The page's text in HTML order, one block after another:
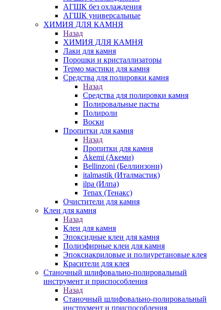
АГШК без охлаждения
АГШК универсальные
ХИМИЯ ДЛЯ КАМНЯ
Назад
ХИМИЯ ДЛЯ КАМНЯ
Лаки для камня
Порошки и кристаллизаторы
Термо мастики для камня
Средства для полировки камня
Назад
Средства для полировки камня
Полировальные пасты
Полироли
Воски
Пропитки для камня
Назад
Пропитки для камня
Akemi (Акеми)
Bellinzoni (Беллинзони)
italmastik (Италмастик)
ilpa (Илпа)
Tenax (Тенакс)
Очистители для камня
Клеи для камня
Назад
Клеи для камня
Эпоксидные клеи для камня
Полиэфирные клеи для камня
Эпоксиакриловые и полиуретановые клея
Красители для клея
Станочный шлифовально-полировальный
инструмент и приспособления
Назад
Станочный шлифовально-полировальный
инструмент и приспособления